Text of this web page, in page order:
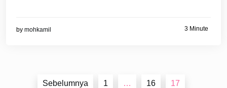
by mohkamil 3 Minute
PaginasiSebelumnya 1 … 16 17